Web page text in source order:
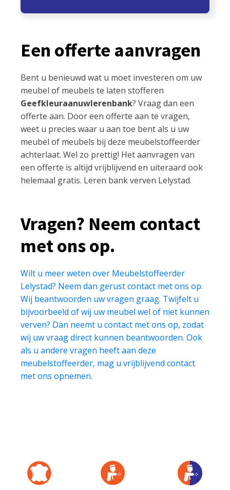
Een offerte aanvragen
Bent u benieuwd wat u moet investeren om uw
meubel of meubels te laten stofferen
Geefkleuraanuwlerenbank? Vraag dan een
offerte aan. Door een offerte aan te vragen,
weet u precies waar u aan toe bent als u uw
meubel of meubels bij deze meubelstoffeerder
achterlaat. Wel zo prettig! Het aanvragen van
een offerte is altijd vrijblijvend en uiteraard ook
helemaal gratis. Leren bank verven Lelystad.
Vragen? Neem contact
met ons op.
Wilt u meer weten over Meubelstoffeerder
Lelystad? Neem dan gerust contact met ons op.
Wij beantwoorden uw vragen graag. Twijfelt u
bijvoorbeeld of wij uw meubel wel of niet kunnen
verven? Dan neemt u contact met ons op, zodat
wij uw vraag direct kunnen beantwoorden. Ook
als u andere vragen heeft aan deze
meubelstoffeerder, mag u vrijblijvend contact
met ons opnemen.